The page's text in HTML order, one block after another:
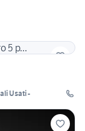
Usati -